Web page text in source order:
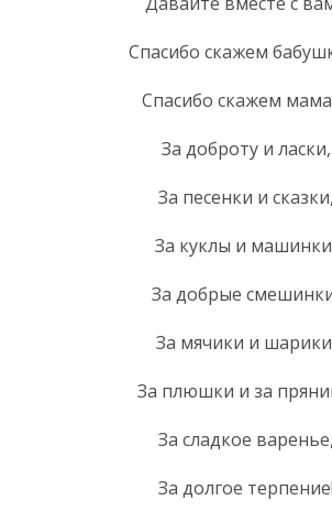
Спасибо скажем
Спасибо скажем
За доброту и ласки,
За песенки и сказки,
За куклы и
За добрые
За мячики и
За плюшки и за
За сладкое варенье,
За долгое терпение!